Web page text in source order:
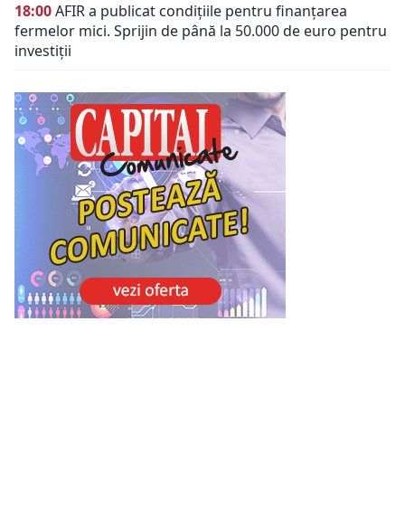
18:00AFIR a publicat condițiile pentru finanțarea
fermelor mici. Sprijin de până la 50.000 de euro pentru
investiții